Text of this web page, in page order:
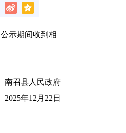
示期间收到相
南召县人民政府
2025年12月22日